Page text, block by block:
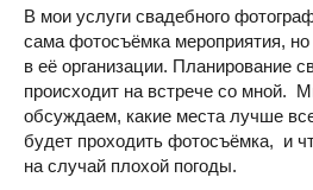
В мои услуги свадебного
сама фотосъёмка мероприятия,
в её организации. Планирование
происходит на встрече со мной.
обсуждаем, какие места лучше
будет проходить фотосъёмка, и
на случай плохой погоды.